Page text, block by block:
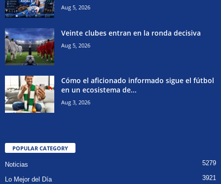
Aug 5, 2026
Veinte clubes entran en la ronda decisiva
Aug 5, 2026
Cómo el aficionado informado sigue el fútbol
en un ecosistema de...
Aug 3, 2026
POPULAR CATEGORY
Noticias 5279
Lo Mejor del Día 3921